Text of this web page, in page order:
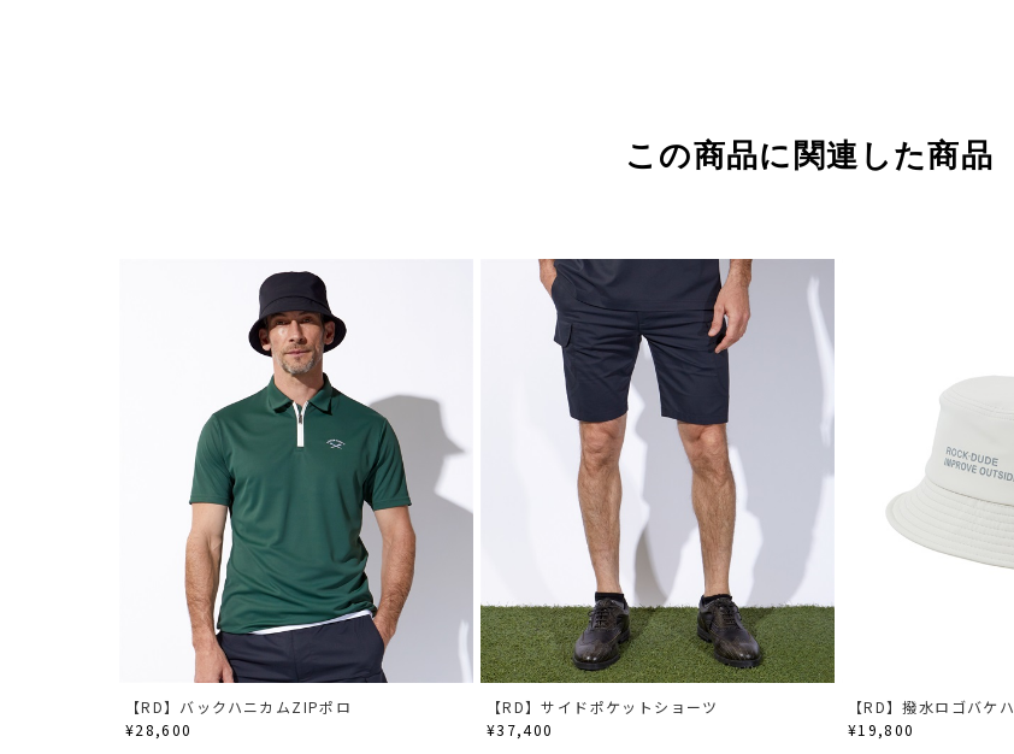
この商品に関連した商品
【RD】バックハニカムZIPポロ
¥28,600
【RD】サイドポケットショーツ
¥37,400
【RD】撥水ロゴバケハ
¥19,800